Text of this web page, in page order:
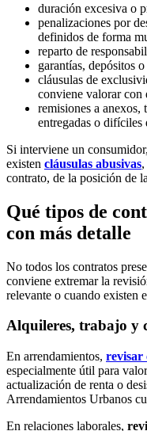
duración excesiva o
penalizaciones por
definidos de forma
reparto de
garantías, depósitos
cláusulas de
conviene valorar con
remisiones a anexos,
entregadas o difíciles
Si interviene un
existen cláusulas abusivas
contrato, de la posición de
Qué tipos de
con más detalle
No todos los contratos
conviene extremar la
relevante o cuando existen
Alquileres, trabajo y
En arrendamientos, revisar
especialmente útil para
actualización de renta o
Arrendamientos Urbanos
En relaciones laborales,